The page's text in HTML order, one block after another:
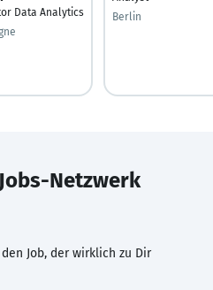
Data Analytics
Berlin
Netzwerk
Job, der wirklich zu Dir